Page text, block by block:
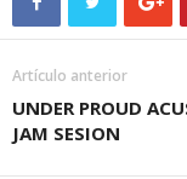
Artículo anterior
UNDER PROUD
JAM SESION